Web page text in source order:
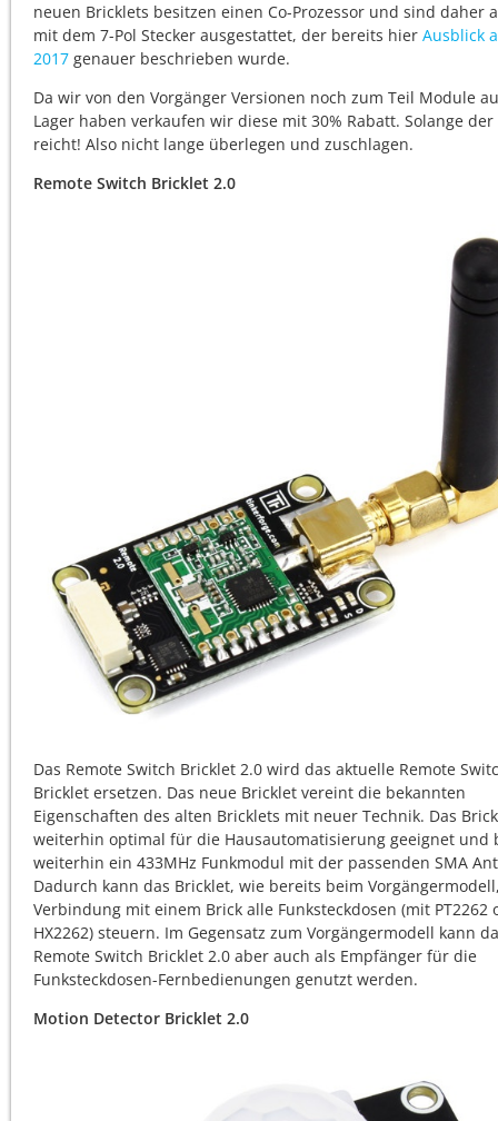
neuen Bricklets besitzen einen Co-Prozessor und sind daher
mit dem 7-Pol Stecker ausgestattet, der bereits hier Ausblick
2017 genauer beschrieben wurde.
Da wir von den Vorgänger Versionen noch zum Teil Module
Lager haben verkaufen wir diese mit 30% Rabatt. Solange der
reicht! Also nicht lange überlegen und zuschlagen.
Remote Switch Bricklet 2.0
Das Remote Switch Bricklet 2.0 wird das aktuelle Remote
Bricklet ersetzen. Das neue Bricklet vereint die bekannten
Eigenschaften des alten Bricklets mit neuer Technik. Das
weiterhin optimal für die Hausautomatisierung geeignet und
weiterhin ein 433MHz Funkmodul mit der passenden SMA
Dadurch kann das Bricklet, wie bereits beim
Verbindung mit einem Brick alle Funksteckdosen (mit PT2262
HX2262) steuern. Im Gegensatz zum Vorgängermodell kann
Remote Switch Bricklet 2.0 aber auch als Empfänger für die
Funksteckdosen-Fernbedienungen genutzt werden.
Motion Detector Bricklet 2.0